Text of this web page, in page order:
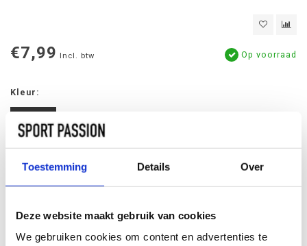
Toestemming Details Over
Deze website maakt gebruik van cookies
We gebruiken cookies om content en advertenties te
€7,99 Incl. btw Op voorraad
Kleur:
TOEVOEGEN AAN
INFORMATIE